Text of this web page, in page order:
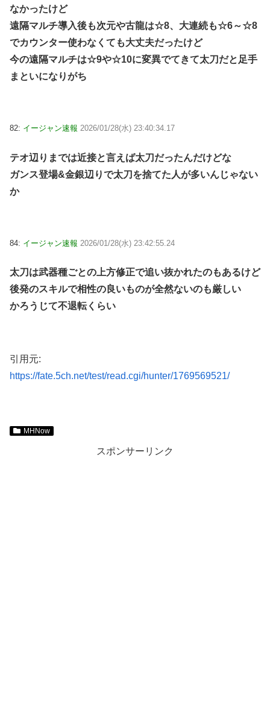
なかったけど
遠隔マルチ導入後も次元や古龍は☆8、大連続も☆6～☆8
でカウンター使わなくても大丈夫だったけど
今の遠隔マルチは☆9や☆10に変異でてきて太刀だと足手
まといになりがち
82: イージャン速報 2026/01/28(水) 23:40:34.17
テオ辺りまでは近接と言えば太刀だったんだけどな
ガンス登場&金銀辺りで太刀を捨てた人が多いんじゃない
か
84: イージャン速報 2026/01/28(水) 23:42:55.24
太刀は武器種ごとの上方修正で追い抜かれたのもあるけど
後発のスキルで相性の良いものが全然ないのも厳しい
かろうじて不退転くらい
引用元:
https://fate.5ch.net/test/read.cgi/hunter/1769569521/
MHNow
スポンサーリンク